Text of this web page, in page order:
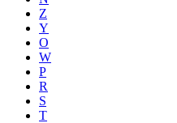
Z
Y
O
W
P
R
S
T